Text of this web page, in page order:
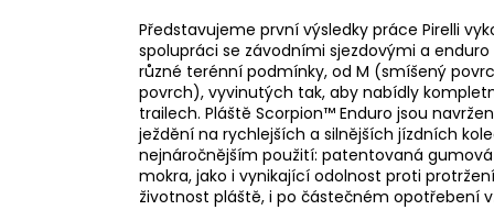
Představujeme první výsledky práce Pirelli
spolupráci se závodními sjezdovými a
různé terénní podmínky, od M (smíšený
povrch), vyvinutých tak, aby nabídly
trailech. Pláště Scorpion™ Enduro jsou
ježdění na rychlejších a silnějších jízdních
nejnáročnějším použití: patentovaná gumová
mokra, jako i vynikající odolnost proti
životnost pláště, i po částečném opotřebení